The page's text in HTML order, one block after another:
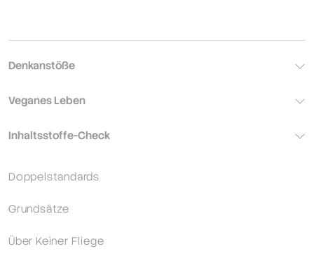
Denkanstöße
Veganes Leben
Inhaltsstoffe-Check
Doppelstandards
Grundsätze
Über Keiner Fliege